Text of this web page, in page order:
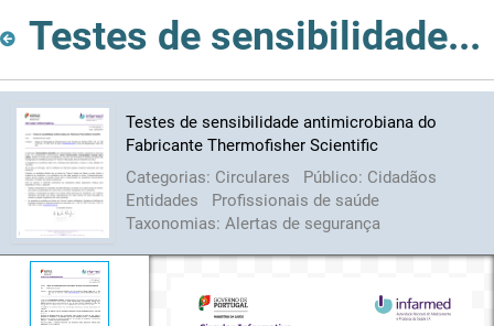
Testes de sensibilidade antimicrobiana do Fabricante Thermofisher Scientific
Testes de sensibilidade antimicrobiana do
Fabricante Thermofisher Scientific
Categorias: Circulares Público: Cidadãos
Entidades
Profissionais de saúde
Taxonomias: Alertas de segurança